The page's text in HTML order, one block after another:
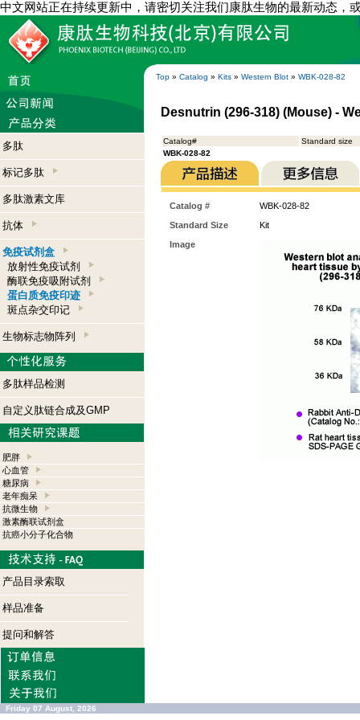
中文网站正在持续更新中，请密切关注我们康肽生物的最新动态，
Top » Catalog » Kits » Western Blot » WBK-028-82
多肽
标记多肽
多肽激素文库
抗体
免疫试剂盒
放射性免疫试剂
酶联免疫吸附试剂
蛋白质免疫印迹
斑点杂交印记
生物标志物阵列
多肽样品检测
自定义肽链合成及GMP
肥胖
心血管
糖尿病
老年痴呆
抗微生物
激素酶联试剂盒
抗癌小分子化合物
产品目录索取
样品准备
提问和解答
Desnutrin (296-318) (Mouse) -
Catalog#
Standard size
WBK-028-82
Catalog #
WBK-028-82
Standard Size
Kit
Image
Friday 07 August, 2026